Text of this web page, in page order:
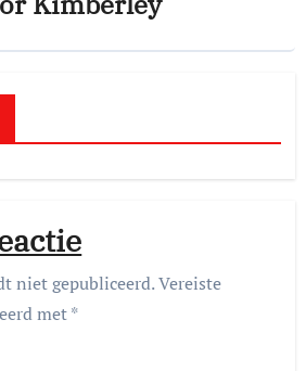
niet gepubliceerd.Vereiste
met*